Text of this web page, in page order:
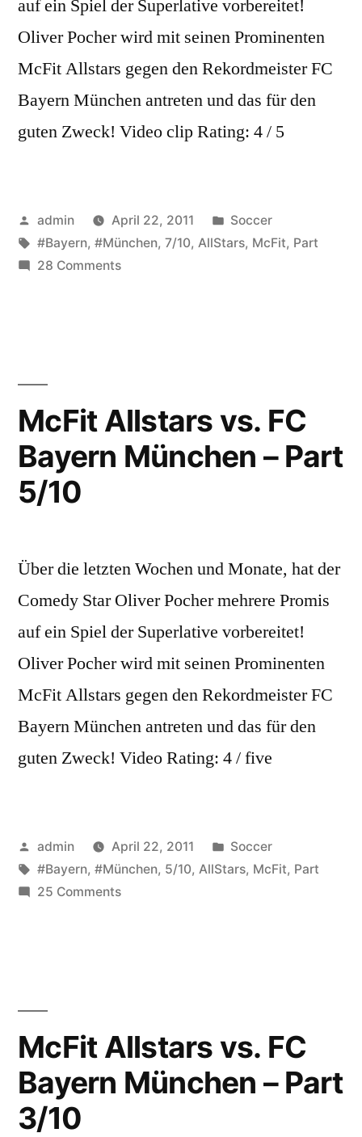
auf ein Spiel der Superlative vorbereitet!
Oliver Pocher wird mit seinen Prominenten
McFit Allstars gegen den Rekordmeister FC
Bayern München antreten und das für den
guten Zweck! Video clip Rating: 4 / 5
Posted
by
admin April 22, 2011
Posted
in
Soccer
Tags:
#Bayern, #München, 7/10, AllStars, McFit, Part
28 Commentson
–
Part
7/10
McFit Allstars vs. FC
Bayern München – Part
5/10
Über die letzten Wochen und Monate, hat der
Comedy Star Oliver Pocher mehrere Promis
auf ein Spiel der Superlative vorbereitet!
Oliver Pocher wird mit seinen Prominenten
McFit Allstars gegen den Rekordmeister FC
Bayern München antreten und das für den
guten Zweck! Video Rating: 4 / five
Posted
by
admin April 22, 2011
Posted
in
Soccer
Tags:
#Bayern, #München, 5/10, AllStars, McFit, Part
25 Commentson
–
Part
5/10
McFit Allstars vs. FC
Bayern München – Part
3/10